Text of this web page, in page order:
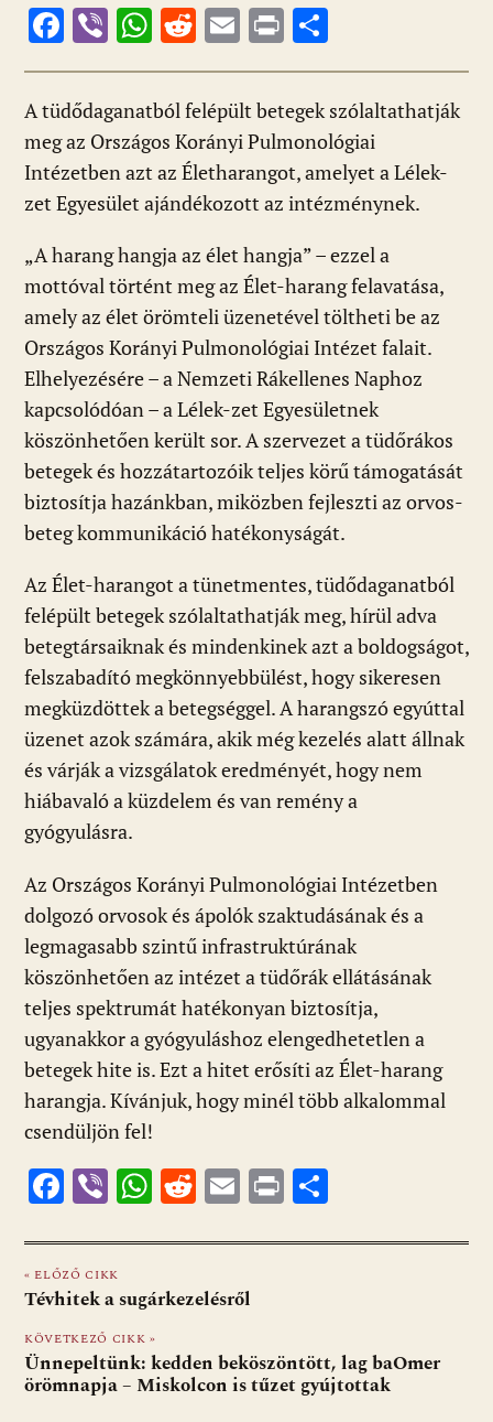
F
ac
e
b
o
o
Vi
b
er
W
h
at
s
A
p
p
R
e
d
di
t
E
m
ai
l
Pr
in
t
ss
za
m
e
g
A tüdődaganatból felépült betegek szólaltathatják
meg az Országos Korányi Pulmonológiai
Intézetben azt az Életharangot, amelyet a Lélek-
zet Egyesület ajándékozott az intézménynek.
„A harang hangja az élet hangja” – ezzel a
mottóval történt meg az Élet-harang felavatása,
amely az élet örömteli üzenetével töltheti be az
Országos Korányi Pulmonológiai Intézet falait.
Elhelyezésére – a Nemzeti Rákellenes Naphoz
kapcsolódóan – a Lélek-zet Egyesületnek
köszönhetően került sor. A szervezet a tüdőrákos
betegek és hozzátartozóik teljes körű támogatását
biztosítja hazánkban, miközben fejleszti az orvos-
beteg kommunikáció hatékonyságát.
Az Élet-harangot a tünetmentes, tüdődaganatból
felépült betegek szólaltathatják meg, hírül adva
betegtársaiknak és mindenkinek azt a boldogságot,
felszabadító megkönnyebbülést, hogy sikeresen
megküzdöttek a betegséggel. A harangszó egyúttal
üzenet azok számára, akik még kezelés alatt állnak
és várják a vizsgálatok eredményét, hogy nem
hiábavaló a küzdelem és van remény a
gyógyulásra.
Az Országos Korányi Pulmonológiai Intézetben
dolgozó orvosok és ápolók szaktudásának és a
legmagasabb szintű infrastruktúrának
köszönhetően az intézet a tüdőrák ellátásának
teljes spektrumát hatékonyan biztosítja,
ugyanakkor a gyógyuláshoz elengedhetetlen a
betegek hite is. Ezt a hitet erősíti az Élet-harang
harangja. Kívánjuk, hogy minél több alkalommal
csendüljön fel!
F
e
b
o
o
k
Vi
er
W
at
s
A
p
p
R
d
di
E
ai
l
Pr
t za
g
« ELŐZŐ CIKK
Tévhitek a sugárkezelésről
KÖVETKEZŐ CIKK »
Ünnepeltünk: kedden beköszöntött, lag baOmer
örömnapja – Miskolcon is tűzet gyújtottak